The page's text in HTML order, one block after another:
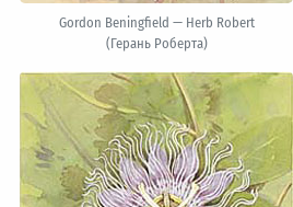
Gordon Beningfield — Herb Robert
(Герань Роберта)